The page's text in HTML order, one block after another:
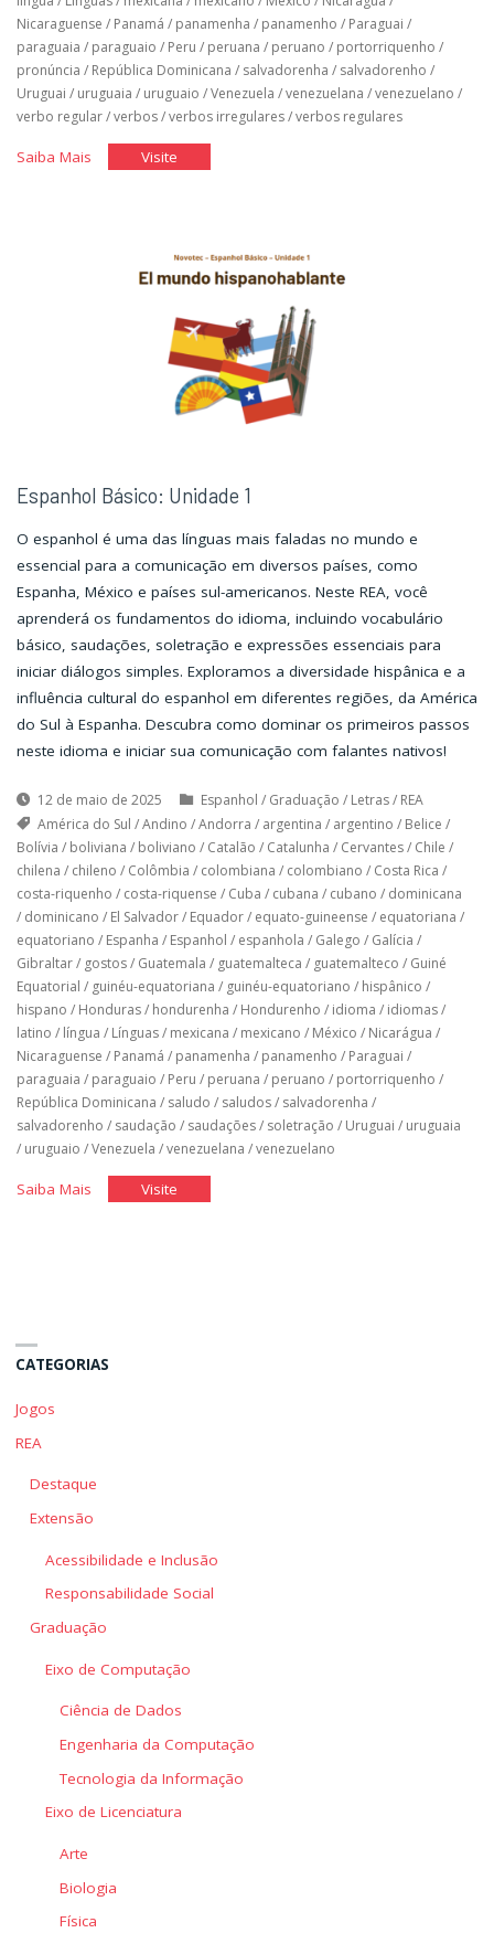
Nicaraguense / Panamá / panamenha / panamenho / Paraguai /
paraguaia / paraguaio / Peru / peruana / peruano / portorriquenho /
pronúncia / República Dominicana / salvadorenha / salvadorenho /
Uruguai / uruguaia / uruguaio /Venezuela /venezuelana /venezuelano /
verbo regular/verbos/verbos irregulares/verbos regulares
Saiba Mais"EspanholVisite"Espanhol
Espanhol Básico: Unidade 1
O espanhol é uma das línguas mais faladas no mundo e
essencial para a comunicação em diversos países, como
Espanha, México e países sul-americanos. Neste REA, você
aprenderá os fundamentos do idioma, incluindo vocabulário
básico, saudações, soletração e expressões essenciais para
iniciar diálogos simples. Exploramos a diversidade hispânica e a
influência cultural do espanhol em diferentes regiões, da América
do Sul à Espanha. Descubra como dominar os primeiros passos
neste idioma e iniciar sua comunicação com falantes nativos!
12 de maio de 2025 Espanhol / Graduação / Letras/ REA
América do Sul /Andino /Andorra / argentina / argentino / Belice /
Bolívia / boliviana / boliviano / Catalão / Catalunha / Cervantes/ Chile /
chilena / chileno / Colômbia / colombiana / colombiano / Costa Rica /
costa-riquenho / costa-riquense / Cuba / cubana / cubano / dominicana
/ dominicano / El Salvador/ Equador/ equato-guineense / equatoriana /
equatoriano / Espanha / Espanhol / espanhola / Galego / Galícia /
Gibraltar/ gostos/ Guatemala / guatemalteca / guatemalteco / Guiné
Equatorial / guinéu-equatoriana / guinéu-equatoriano / hispânico /
hispano / Honduras/ hondurenha / Hondurenho / idioma / idiomas/
latino / língua / Línguas/ mexicana / mexicano / México / Nicarágua /
Nicaraguense / Panamá / panamenha / panamenho / Paraguai /
paraguaia / paraguaio / Peru / peruana / peruano / portorriquenho /
República Dominicana / saludo / saludos/ salvadorenha /
salvadorenho / saudação / saudações/ soletração / Uruguai / uruguaia
/ uruguaio /Venezuela /venezuelana /venezuelano
Saiba Mais"EspanholVisite"Espanhol
CATEGORIAS
Jogos
REA
Destaque
Extensão
Acessibilidade e Inclusão
Responsabilidade Social
Graduação
Eixo de Computação
Ciência de Dados
Engenharia da Computação
Tecnologia da Informação
Eixo de Licenciatura
Arte
Biologia
Física